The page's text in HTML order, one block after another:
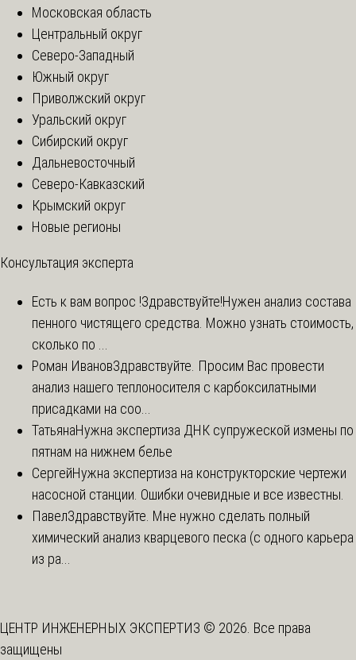
Московская область
Центральный округ
Северо-Западный
Южный округ
Приволжский округ
Уральский округ
Сибирский округ
Дальневосточный
Северо-Кавказский
Крымский округ
Новые регионы
Консультация эксперта
Есть к вам вопрос !Здравствуйте!Нужен анализ состава
пенного чистящего средства. Можно узнать стоимость,
сколько по ...
Роман ИвановЗдравствуйте. Просим Вас провести
анализ нашего теплоносителя с карбоксилатными
присадками на соо...
ТатьянаНужна экспертиза ДНК супружеской измены по
пятнам на нижнем белье
СергейНужна экспертиза на конструкторские чертежи
насосной станции. Ошибки очевидные и все известны.
ПавелЗдравствуйте. Мне нужно сделать полный
химический анализ кварцевого песка (с одного карьера
из ра...
ЦЕНТР ИНЖЕНЕРНЫХ ЭКСПЕРТИЗ © 2026. Все права
защищены